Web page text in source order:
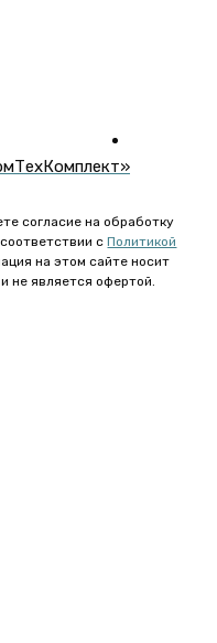
согласие на обработку
сПолитикой
на этом сайте носит
не является офертой.